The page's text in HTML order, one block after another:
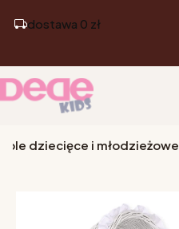
dostawa 0 zł
dziecięce i młodzieżowe